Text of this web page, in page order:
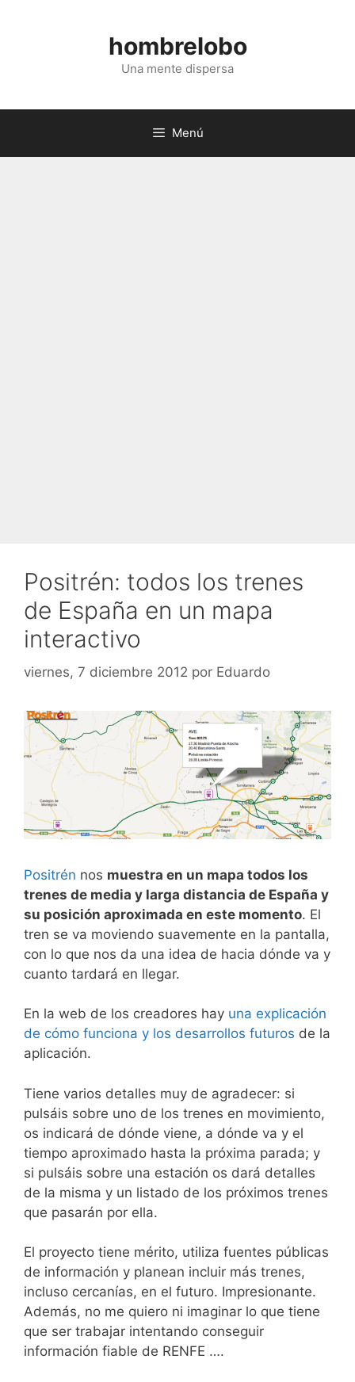
hombrelobo
Una mente dispersa
Menú
Positrén: todos los trenes
de España en un mapa
interactivo
viernes, 7 diciembre 2012 por Eduardo
Positrén nos muestra en un mapa todos los
trenes de media y larga distancia de España y
su posición aproximada en este momento. El
tren se va moviendo suavemente en la pantalla,
con lo que nos da una idea de hacia dónde va y
cuanto tardará en llegar.
En la web de los creadores hay una explicación
de cómo funciona y los desarrollos futuros de la
aplicación.
Tiene varios detalles muy de agradecer: si
pulsáis sobre uno de los trenes en movimiento,
os indicará de dónde viene, a dónde va y el
tiempo aproximado hasta la próxima parada; y
si pulsáis sobre una estación os dará detalles
de la misma y un listado de los próximos trenes
que pasarán por ella.
El proyecto tiene mérito, utiliza fuentes públicas
de información y planean incluir más trenes,
incluso cercanías, en el futuro. Impresionante.
Además, no me quiero ni imaginar lo que tiene
que ser trabajar intentando conseguir
información fiable de RENFE ….